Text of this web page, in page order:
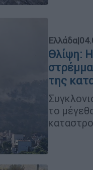
Ελλάδα|
Θλίψη:
της
το